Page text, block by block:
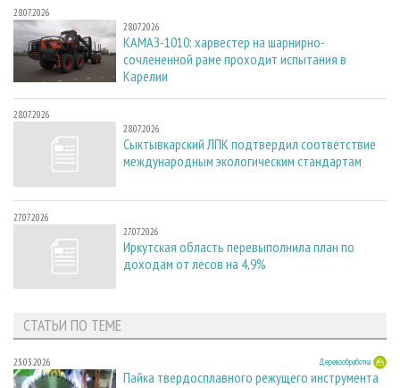
28.07.2026
28.07.2026
КАМАЗ-1010: харвестер на шарнирно-
сочлененной раме проходит испытания в
Карелии
28.07.2026
28.07.2026
Сыктывкарский ЛПК подтвердил соответствие
международным экологическим стандартам
27.07.2026
27.07.2026
Иркутская область перевыполнила план по
доходам от лесов на 4,9%
СТАТЬИ ПО ТЕМЕ
23.03.2026 Деревообработка
Пайка твердосплавного режущего инструмента